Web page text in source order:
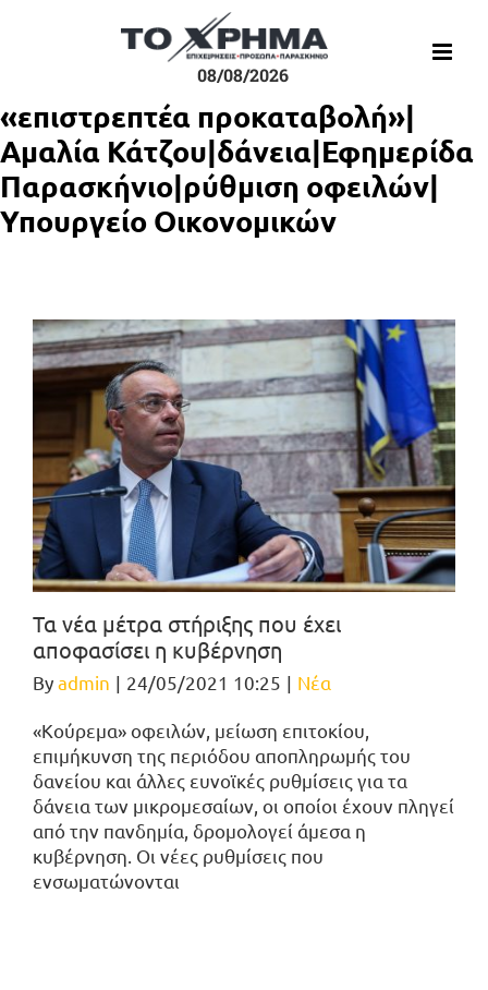
08/08/2026
«επιστρεπτέα προκαταβολή»|
Αμαλία Κάτζου|δάνεια|Εφημερίδα
Παρασκήνιο|ρύθμιση οφειλών|
Υπουργείο Οικονομικών
Τα νέα μέτρα στήριξης που έχει
αποφασίσει η κυβέρνηση
Byadmin | 24/05/2021 10:25 | Νέα
«Κούρεμα» οφειλών, μείωση επιτοκίου,
επιμήκυνση της περιόδου αποπληρωμής του
δανείου και άλλες ευνοϊκές ρυθμίσεις για τα
δάνεια των μικρομεσαίων, οι οποίοι έχουν πληγεί
από την πανδημία, δρομολογεί άμεσα η
κυβέρνηση. Οι νέες ρυθμίσεις που
ενσωματώνονται